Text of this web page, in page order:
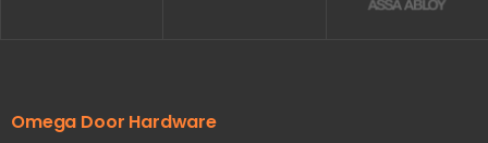
Omega Door Hardware